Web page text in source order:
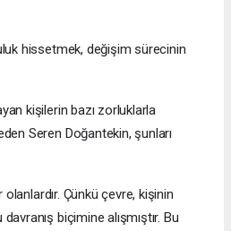
hissetmek, değişim sürecinin
kişilerin bazı zorluklarla
Seren Doğantekin, şunları
olanlardır. Çünkü çevre, kişinin
biçimine alışmıştır. Bu